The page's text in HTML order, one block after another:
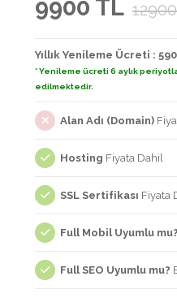
9900 TL
Yıllık Yenileme Ücreti :
* Yenileme ücreti 6 aylık
edilmektedir.
Alan Adı (Domain)
Hosting Fiyata Dahil
SSL Sertifikası Fiyata
Full Mobil Uyumlu mu?
Full SEO Uyumlu mu?